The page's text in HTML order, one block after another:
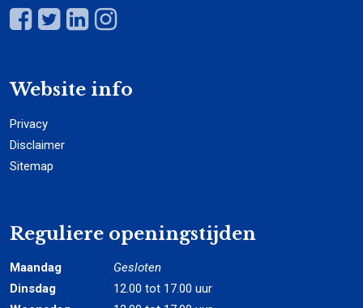
Website info
Privacy
Disclaimer
Sitemap
Reguliere openingstijden
Maandag
Gesloten
Dinsdag
12.00 tot 17.00 uur